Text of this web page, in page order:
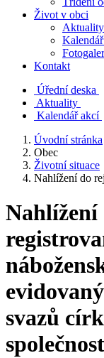
Život v obci
Aktuality
Kontakt
Úřední deska
Aktuality
Kalendář akcí
Úvodní stránka
Obec
Životní situace
Nahlížení do
svazů